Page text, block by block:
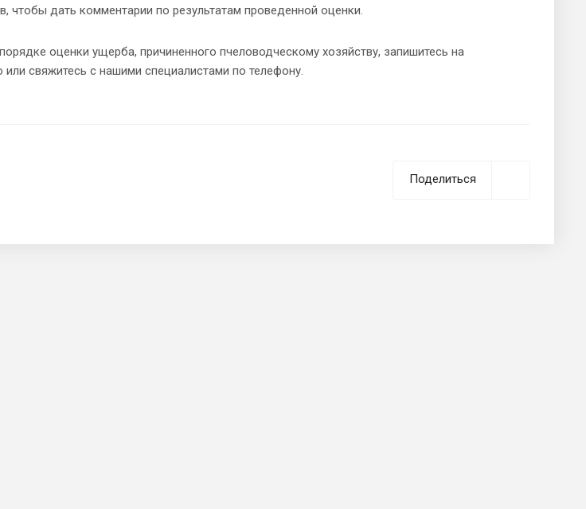
чтобы дать комментарии по результатам проведенной оценки.
оценки ущерба, причиненного пчеловодческому хозяйству, запишитесь на
свяжитесь с нашими специалистами по телефону.
Поделиться